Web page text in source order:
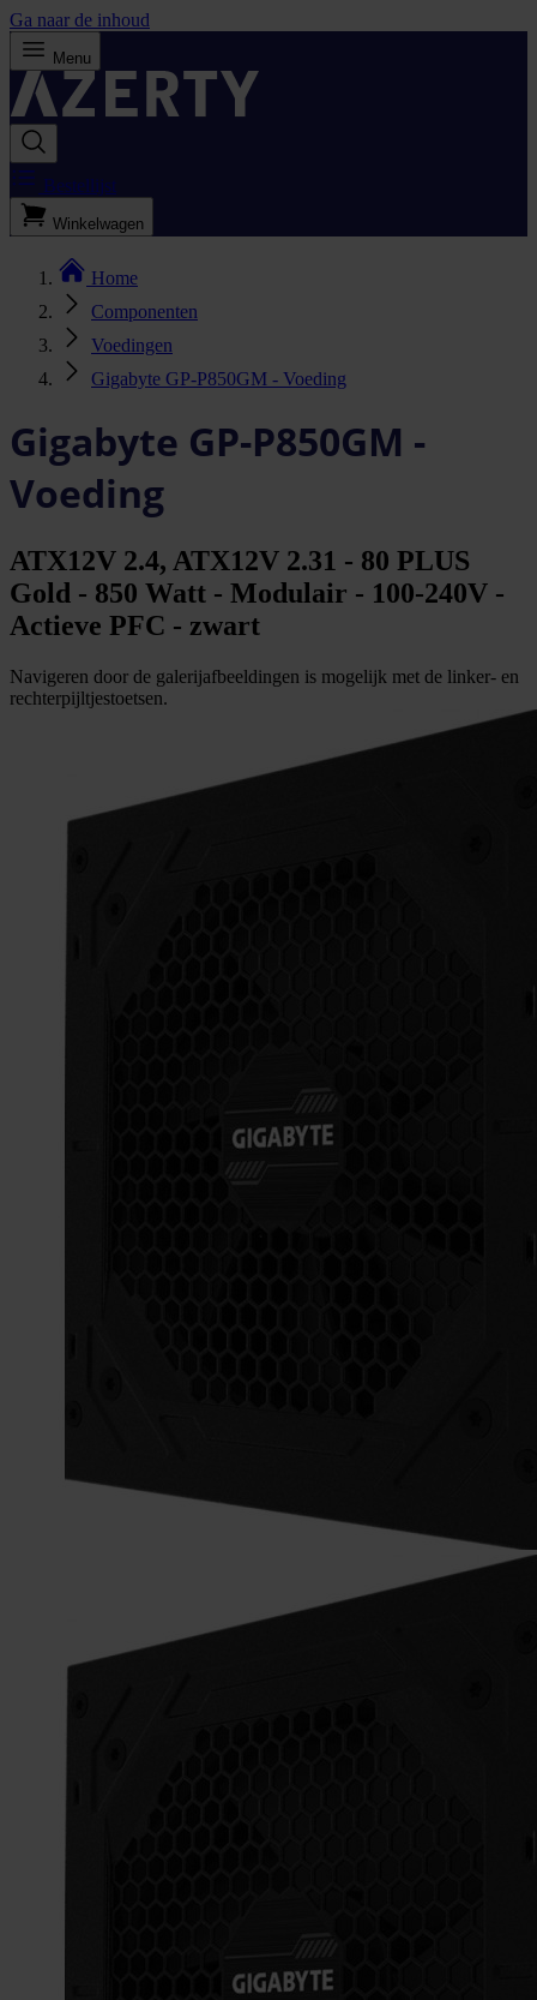
Ga naar de inhoud
Menu
Bestellijst
Winkelwagen
Home
Componenten
Voedingen
Gigabyte GP-P850GM - Voeding
Gigabyte GP-P850GM -
Voeding
ATX12V 2.4, ATX12V 2.31 - 80 PLUS
Gold - 850 Watt - Modulair - 100-240V -
Actieve PFC - zwart
Navigeren door de galerijafbeeldingen is mogelijk met de linker- en
rechterpijltjestoetsen.